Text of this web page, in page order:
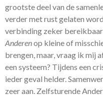
grootste deel van de
verder met rust gelaten
verbinding zeker
Anderenop kleine of
brengen, maar, vraag ik mij
een systeem? Tijdens een
ieder geval helder.
zeer aan. Zelfsturende